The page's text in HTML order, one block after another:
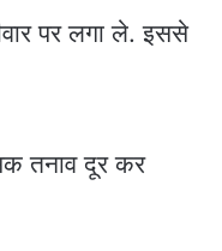
पर लगा ले. इससे
तनाव दूर कर